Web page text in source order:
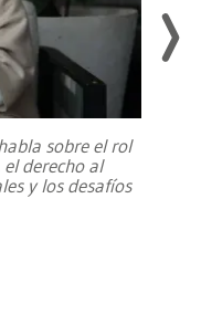
sobre el rol
derecho al
y los desafíos